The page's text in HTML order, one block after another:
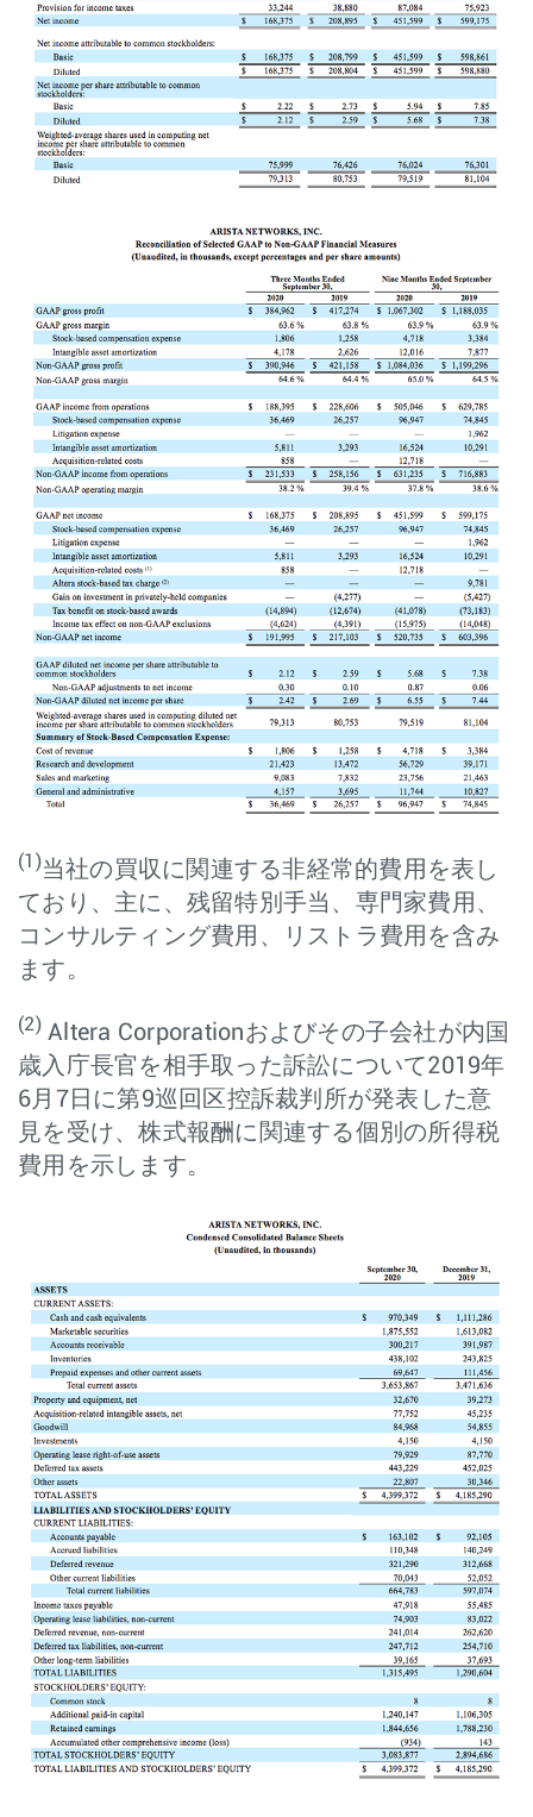
(1)当社の買収に関連する非経常的費用を表し
ており、主に、残留特別手当、専門家費用、
コンサルティング費用、リストラ費用を含み
ます。
(2)Altera Corporationおよびその子会社が内国
歳入庁長官を相手取った訴訟について2019年
6月7日に第9巡回区控訴裁判所が発表した意
見を受け、株式報酬に関連する個別の所得税
費用を示します。